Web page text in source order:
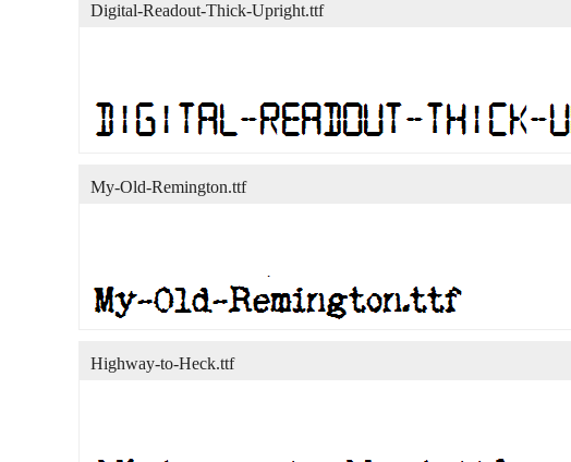
Digital-Readout-Thick-Upright.ttf
My-Old-Remington.ttf
Highway-to-Heck.ttf